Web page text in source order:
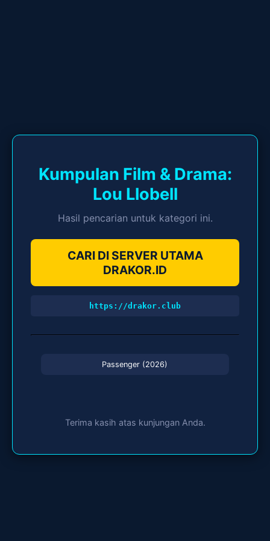
Kumpulan Film & Drama:
Lou Llobell
Hasil pencarian untuk kategori ini.
CARI DI SERVER UTAMA
DRAKOR.ID
https://drakor.club
Passenger (2026)
Terima kasih atas kunjungan Anda.